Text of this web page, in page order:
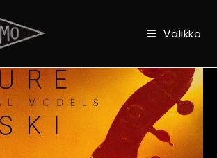
Valikko